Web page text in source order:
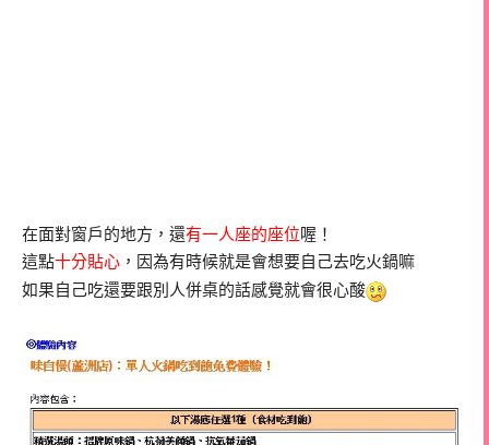
在面對窗戶的地方，還有一人座的座位喔！
這點十分貼心 ，因為有時候就是會想要自己去吃火鍋嘛
如果自己吃還要跟別人併桌的話感覺就會很心酸